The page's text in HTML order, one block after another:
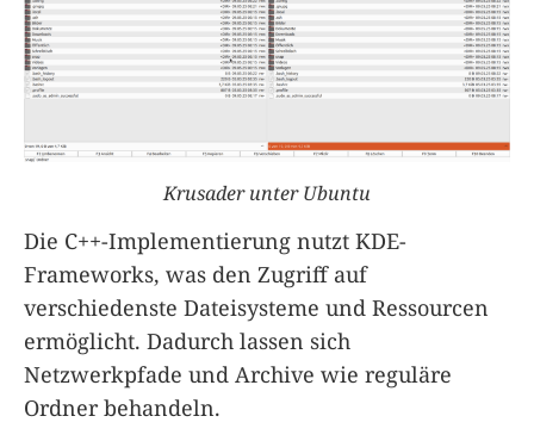
Krusader unter Ubuntu
Die C++-Implementierung nutzt KDE-
Frameworks, was den Zugriff auf
verschiedenste Dateisysteme und Ressourcen
ermöglicht. Dadurch lassen sich
Netzwerkpfade und Archive wie reguläre
Ordner behandeln.